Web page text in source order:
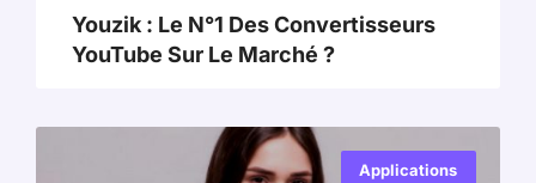
Youzik : Le N°1 Des Convertisseurs
YouTube Sur Le Marché ?
Applications